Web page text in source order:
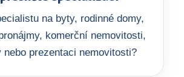
na byty, rodinné domy,
komerční nemovitosti,
nebo prezentaci nemovitosti?